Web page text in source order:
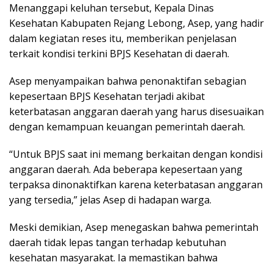
Menanggapi keluhan tersebut, Kepala Dinas
Kesehatan Kabupaten Rejang Lebong, Asep, yang hadir
dalam kegiatan reses itu, memberikan penjelasan
terkait kondisi terkini BPJS Kesehatan di daerah.
Asep menyampaikan bahwa penonaktifan sebagian
kepesertaan BPJS Kesehatan terjadi akibat
keterbatasan anggaran daerah yang harus disesuaikan
dengan kemampuan keuangan pemerintah daerah.
“Untuk BPJS saat ini memang berkaitan dengan kondisi
anggaran daerah. Ada beberapa kepesertaan yang
terpaksa dinonaktifkan karena keterbatasan anggaran
yang tersedia,” jelas Asep di hadapan warga.
Meski demikian, Asep menegaskan bahwa pemerintah
daerah tidak lepas tangan terhadap kebutuhan
kesehatan masyarakat. Ia memastikan bahwa